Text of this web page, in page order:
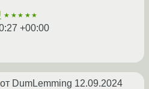
★★★★★
+00:00
от DumLemming 12.09.2024